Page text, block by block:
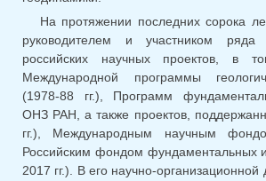
На протяжении последних сорока
руководителем и участником
российских научных проектов, в
Международной программы
(1978-88 гг.), Программ
ОНЗ РАН, а также проектов,
гг.), Международным научным
Российским фондом фундаментальных
2017 гг.). В его научно-